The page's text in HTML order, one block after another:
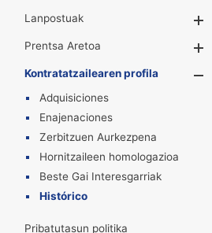
Lanpostuak
Prentsa Aretoa
Kontratatzailearen profila
Adquisiciones
Enajenaciones
Zerbitzuen Aurkezpena
Hornitzaileen homologazioa
Beste Gai Interesgarriak
Histórico
Pribatutasun politika